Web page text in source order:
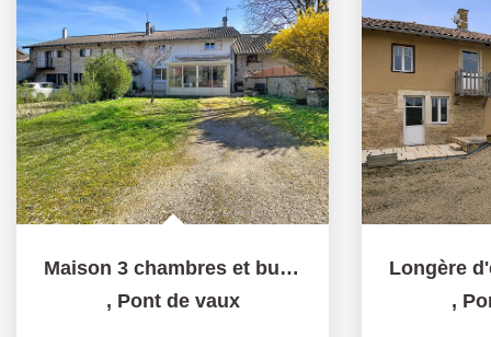
Maison 3 chambres et bureau, nombreuses dépendances, Proche...
, Pont de vaux ,